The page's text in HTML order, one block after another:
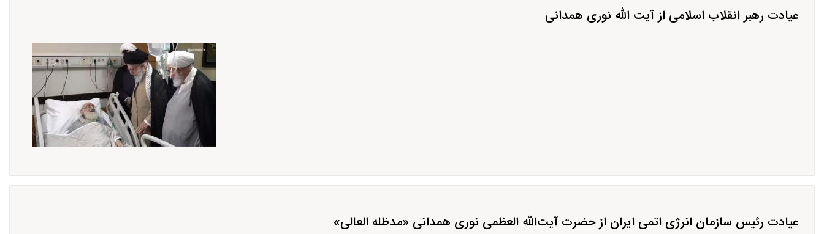
عیادت رهبر انقلاب اسلامی از آیت الله نوری همدانی
عیادت رئیس سازمان انرژی اتمی ایران از حضرت آیت‌الله العظمی نوری همدانی «مدظله العالی»